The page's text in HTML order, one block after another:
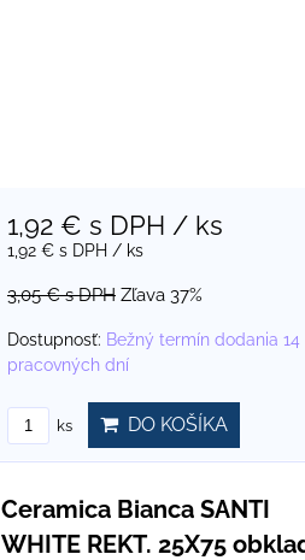
1,92 € s DPH / ks
1,92 €s DPH / ks
3,05 €s DPH Zľava 37%
Dostupnosť: Bežný termín dodania 14
pracovných dní
ks DO KOŠÍKA
Ceramica Bianca SANTI
WHITE REKT. 25X75